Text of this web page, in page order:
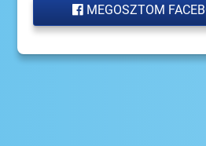
MEGOSZTOM